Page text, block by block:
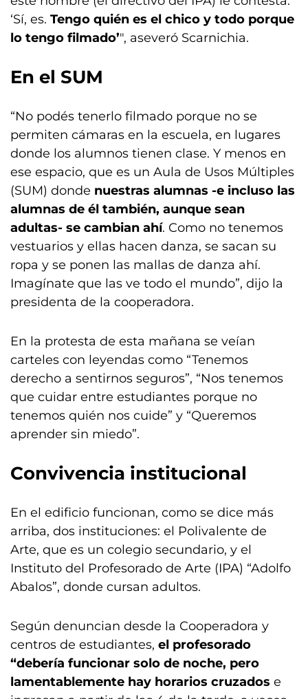
‘Sí, es. Tengo quién es el chico y todo porque
lo tengo filmado’", aseveró Scarnichia.
En el SUM
“No podés tenerlo filmado porque no se
permiten cámaras en la escuela, en lugares
donde los alumnos tienen clase. Y menos en
ese espacio, que es un Aula de Usos Múltiples
(SUM) donde nuestras alumnas -e incluso las
alumnas de él también, aunque sean
adultas- se cambian ahí. Como no tenemos
vestuarios y ellas hacen danza, se sacan su
ropa y se ponen las mallas de danza ahí.
Imagínate que las ve todo el mundo”, dijo la
presidenta de la cooperadora.
En la protesta de esta mañana se veían
carteles con leyendas como “Tenemos
derecho a sentirnos seguros”, “Nos tenemos
que cuidar entre estudiantes porque no
tenemos quién nos cuide” y “Queremos
aprender sin miedo”.
Convivencia institucional
En el edificio funcionan, como se dice más
arriba, dos instituciones: el Polivalente de
Arte, que es un colegio secundario, y el
Instituto del Profesorado de Arte (IPA) “Adolfo
Abalos”, donde cursan adultos.
Según denuncian desde la Cooperadora y
centros de estudiantes, el profesorado
“debería funcionar solo de noche, pero
lamentablemente hay horarios cruzados e